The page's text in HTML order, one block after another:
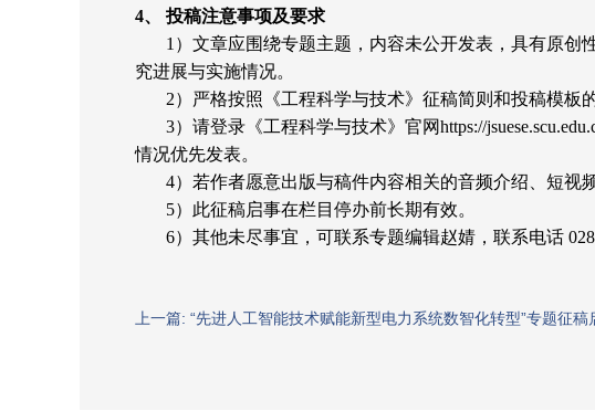
4、 投稿注意事项及要求
1）文章应围绕专题主题，内容未公开发表，具有原
究进展与实施情况。
2）严格按照《工程科学与技术》征稿简则和投稿模板
3）请登录《工程科学与技术》官网https://
情况优先发表。
4）若作者愿意出版与稿件内容相关的音频介绍、短视
5）此征稿启事在栏目停办前长期有效。
6）其他未尽事宜，可联系专题编辑赵婧，联系电话 028-
上一篇: “先进人工智能技术赋能新型电力系统数智化转型”专题征稿